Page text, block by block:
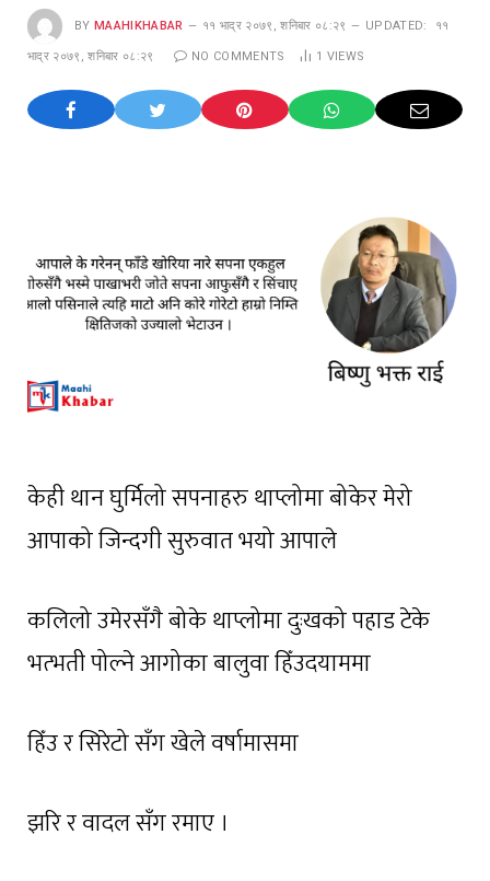
BY MAAHIKHABAR ११ भाद्र २०७९, शनिबार ०८:२९ UPDATED: ११
भाद्र २०७९, शनिबार ०८:२९ NO COMMENTS 1 VIEWS
केही थान घुर्मिलो सपनाहरु थाप्लोमा बोकेर मेरो
आपाको जिन्दगी सुरुवात भयो आपाले
कलिलो उमेरसँगै बोके थाप्लोमा दुःखको पहाड टेके
भत्भती पोल्ने आगोका बालुवा हिँउदयाममा
हिँउ र सिरेटो सँग खेले वर्षामासमा
झरि र वादल सँग रमाए ।